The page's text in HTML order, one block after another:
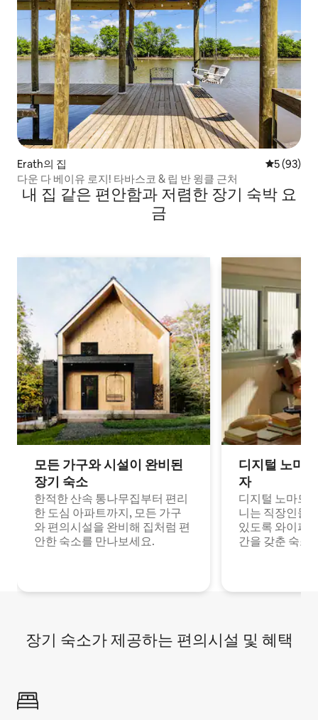
Erath의 집 평점 5점(5
5 (93)
다운 다 베이유 로지! 타바스코 & 립 반 윙클 근처
내 집 같은 편안함과 저렴한 장기 숙박 요
금
모든 가구와 시설이 완비된
장기 숙소
한적한 산속 통나무집부터 편리
한 도심 아파트까지, 모든 가구
와 편의시설을 완비해 집처럼 편
안한 숙소를 만나보세요.
디지털 노마
자
디지털 노마드
니는 직장인들
있도록 와이파
간을 갖춘 숙소
장기 숙소가 제공하는 편의시설 및 혜택